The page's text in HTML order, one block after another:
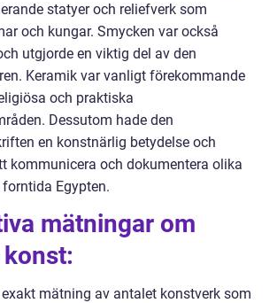
statyer och reliefverk som
och kungar. Smycken var också
utgjorde en viktig del av den
Keramik var vanligt förekommande
och praktiska
Dessutom hade den
en konstnärlig betydelse och
kommunicera och dokumentera olika
Egypten.
mätningar om
mätning av antalet konstverk som